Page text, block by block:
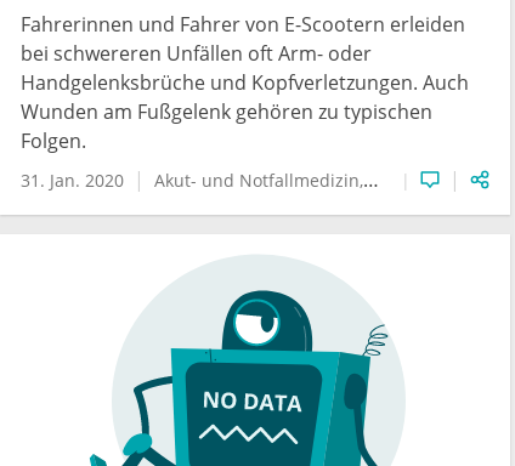
Fahrerinnen und Fahrer von E-Scootern erleiden
bei schwereren Unfällen oft Arm- oder
Handgelenksbrüche und Kopfverletzungen. Auch
Wunden am Fußgelenk gehören zu typischen
Folgen.
31. Jan. 2020 Akut- und Notfallmedizin E-Scooter